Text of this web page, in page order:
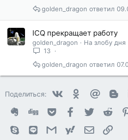
golden_dragon
ICQ прекращает работу
golden_dragon
На злобу дня
13
golden_dragon
Поделиться: VkontakteOdnoklassniki
Mail.ru
EvernoteDigg GetpocketFacebook
Twitter
Skype Line Gmailyahoomail